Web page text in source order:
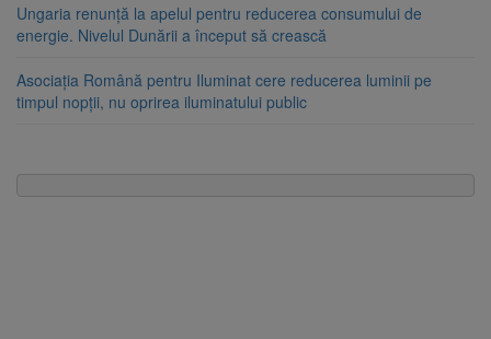
Ungaria renunță la apelul pentru reducerea consumului de
energie. Nivelul Dunării a început să crească
Asociația Română pentru Iluminat cere reducerea luminii pe
timpul nopții, nu oprirea iluminatului public